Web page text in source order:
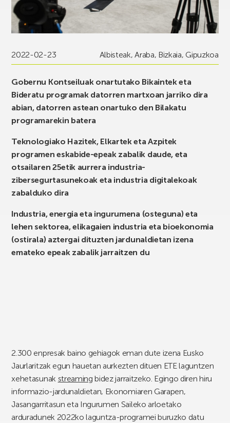
2022-02-23 Albisteak,Araba, Bizkaia,Gipuzkoa
Gobernu Kontseiluak onartutako Bikaintek eta
Bideratu programak datorren martxoan jarriko dira
abian, datorren astean onartuko den Bilakatu
programarekin batera
Teknologiako Hazitek, Elkartek eta Azpitek
programen eskabide-epeak zabalik daude, eta
otsailaren 25etik aurrera industria-
zibersegurtasunekoak eta industria digitalekoak
zabalduko dira
Industria, energia eta ingurumena (osteguna) eta
lehen sektorea, elikagaien industria eta bioekonomia
(ostirala) aztergai dituzten jardunaldietan izena
emateko epeak zabalik jarraitzen du
2.300 enpresak baino gehiagok eman dute izena Eusko
Jaurlaritzak egun hauetan aurkezten dituen ETE laguntzen
xehetasunak streaming bidez jarraitzeko. Egingo diren hiru
informazio-jardunaldietan, Ekonomiaren Garapen,
Jasangarritasun eta Ingurumen Saileko arloetako
arduradunek 2022ko laguntza-programei buruzko datu